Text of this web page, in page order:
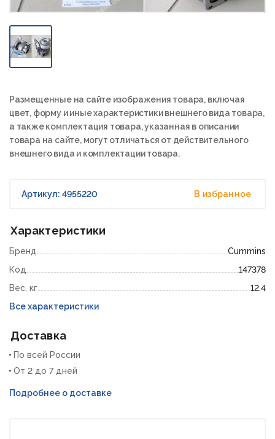
Размещенные на сайте изображения товара, включая
цвет, форму и иные характеристики внешнего вида товара,
а также комплектация товара, указанная в описании
товара на сайте, могут отличаться от действительного
внешнего вида и комплектации товара.
Артикул: 4955220 В избранное
Характеристики
Бренд
Cummins
Код
147378
Вес, кг
12.4
Все характеристики
Доставка
По всей России
От 2 до 7 дней
Подробнее о доставке